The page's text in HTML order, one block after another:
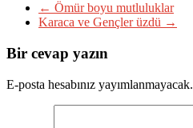
← Ömür boyu mutluluklar
Karaca ve Gençler üzdü →
Bir cevap yazın
E-posta hesabınız yayımlanmayacak.